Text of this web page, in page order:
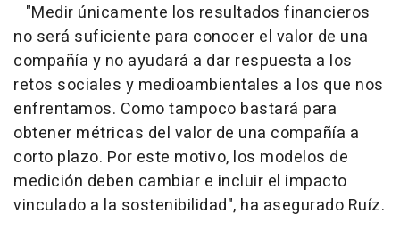
"Medir únicamente los resultados financieros
no será suficiente para conocer el valor de una
compañía y no ayudará a dar respuesta a los
retos sociales y medioambientales a los que nos
enfrentamos. Como tampoco bastará para
obtener métricas del valor de una compañía a
corto plazo. Por este motivo, los modelos de
medición deben cambiar e incluir el impacto
vinculado a la sostenibilidad", ha asegurado Ruíz.